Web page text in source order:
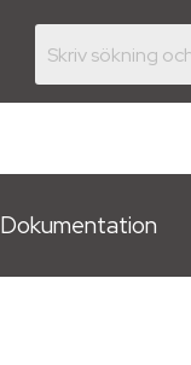
Dokumentation